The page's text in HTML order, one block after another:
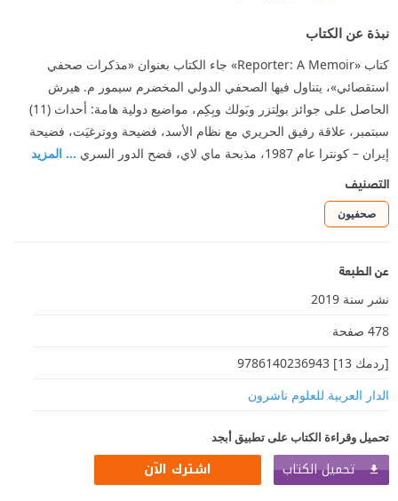
نبذة عن الكتاب
كتاب «‏Reporter: A Memoir‏»‏‎ ‎جاء الكتاب بعنوان «مذكرات صحفي
استقصائي»، يتناول ‏فيها الصحفي الدولي المخضرم سيمور م. هيرش
الحاصل على جوائز بولِتزر وبَولك وبِكِم، ‏مواضيع دولية هامة: أحداث (11)
سبتمبر، علاقة رفيق الحريري مع نظام الأسد، فضيحة ‏ووترغيَت، فضيحة
إيران – كونترا عام 1987، مذبحة ماي لاي، فضح الدور السري
... المزيد
التصنيف
صحفيون
عن الطبعة
نشر سنة 2019
478 صفحة
[ردمك 13] 9786140236943
الدار العربية للعلوم ناشرون
تحميل وقراءة الكتاب على تطبيق أبجد
تحميل الكتاب اشترك الآن